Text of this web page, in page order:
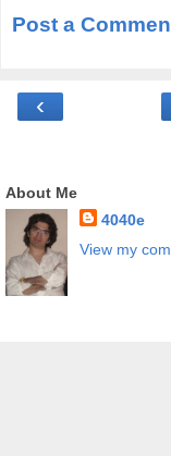
Post a
‹
About Me
4040e
View my